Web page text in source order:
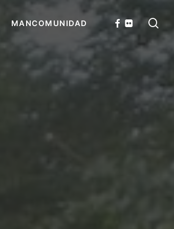
MANCOMUNIDAD FACEBOOK
FLICKR